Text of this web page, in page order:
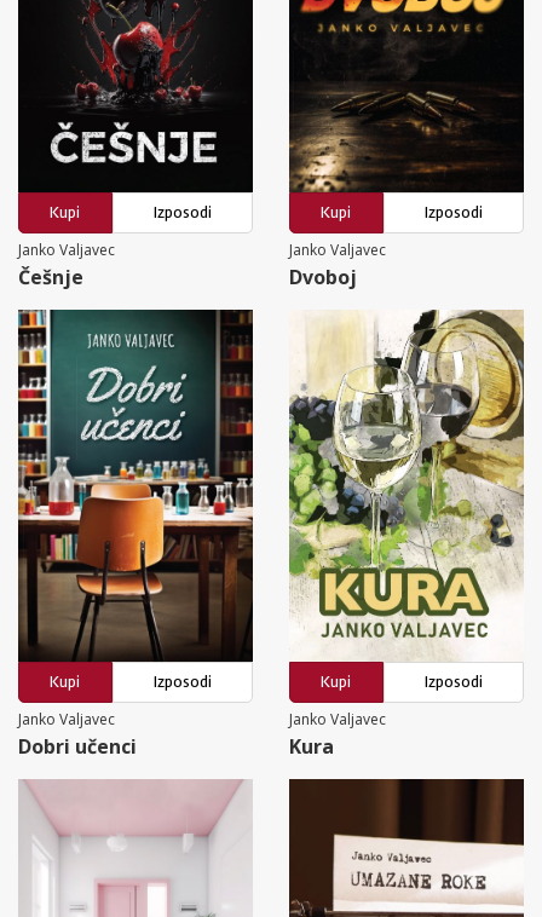
Kupi
Izposodi
Janko Valjavec
Češnje
Kupi
Izposodi
Janko Valjavec
Dvoboj
Kupi
Izposodi
Janko Valjavec
Dobri učenci
Kupi
Izposodi
Janko Valjavec
Kura